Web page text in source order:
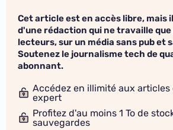
Cet article est en accès libre, mais
d'une rédaction qui ne travaille que
lecteurs, sur un média sans pub et
Soutenez le journalisme tech de
abonnant.
Accédez en illimité aux articles
expert
Profitez d'au moins 1 To de
sauvegardes